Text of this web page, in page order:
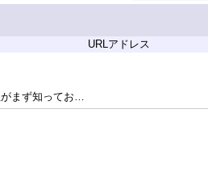
URLアドレス
シェントハラスメント